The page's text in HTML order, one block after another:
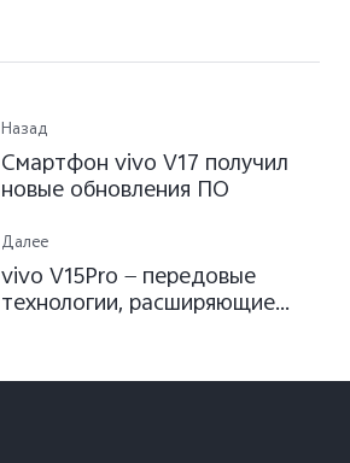
Назад
Смартфон vivo V17 получил
новые обновления ПО
Далее
vivo V15Pro — передовые
технологии, расширяющие